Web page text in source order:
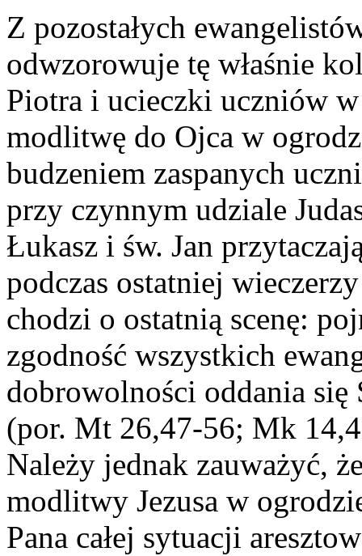
Z pozostałych
odwzorowuje tę właśnie
Piotra i ucieczki uczniów
modlitwę do Ojca w
budzeniem zaspanych
przy czynnym udziale
Łukasz i św. Jan
podczas ostatniej
chodzi o ostatnią scenę:
zgodność wszystkich
dobrowolności oddania się
(por. Mt 26,47-56; Mk
Należy jednak zauważyć,
modlitwy Jezusa w
Pana całej sytuacji